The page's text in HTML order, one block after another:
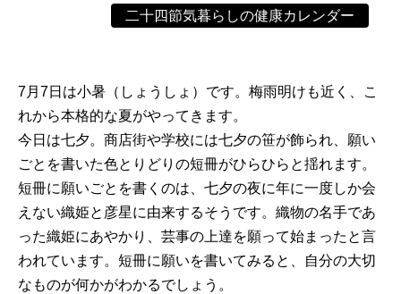
二十四節気暮らしの健康カレンダー
7月7日は小暑（しょうしょ）です。梅雨明けも近く、こ
れから本格的な夏がやってきます。
今日は七夕。商店街や学校には七夕の笹が飾られ、願い
ごとを書いた色とりどりの短冊がひらひらと揺れます。
短冊に願いごとを書くのは、七夕の夜に年に一度しか会
えない織姫と彦星に由来するそうです。織物の名手であ
った織姫にあやかり、芸事の上達を願って始まったと言
われています。短冊に願いを書いてみると、自分の大切
なものが何かがわかるでしょう。